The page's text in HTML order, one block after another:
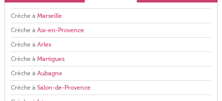
Crèche à Marseille
Crèche à Aix-en-Provence
Crèche à Arles
Crèche à Martigues
Crèche à Aubagne
Crèche à Salon-de-Provence